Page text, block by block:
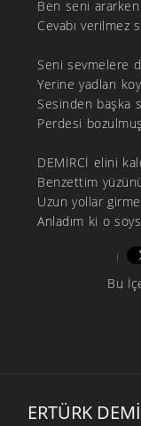
Ben seni ararken
Cevabı verilmez
Seni sevmelere
Yerine yadları
Sesinden başka
Perdesi
DEMİRCİ elini
Benzettim
Uzun yollar
Anladım ki o
Bu
ERTÜRK